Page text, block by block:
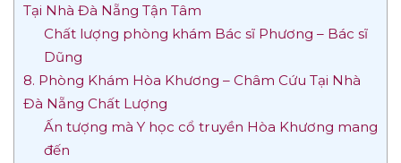
Tại Nhà Đà Nẵng Tận Tâm
Chất lượng phòng khám Bác sĩ Phương – Bác sĩ
Dũng
8. Phòng Khám Hòa Khương – Châm Cứu Tại Nhà
Đà Nẵng Chất Lượng
Ấn tượng mà Y học cổ truyền Hòa Khương mang
đến